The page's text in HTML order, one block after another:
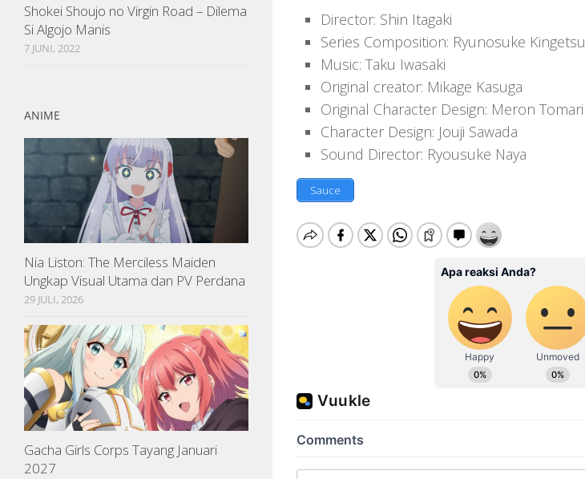
Director: Shin Itagaki
Series Composition: Ryunosuke Kingetsu
Music: Taku Iwasaki
Original creator: Mikage Kasuga
Original Character Design: Meron Tomari
Character Design: Jouji Sawada
Sound Director: Ryousuke Naya
Sauce
Shokei Shoujo no Virgin Road – Dilema
Si Algojo Manis
7 JUNI, 2022
ANIME
Nia Liston: The Merciless Maiden
Ungkap Visual Utama dan PV Perdana
29 JULI, 2026
Gacha Girls Corps Tayang Januari
2027